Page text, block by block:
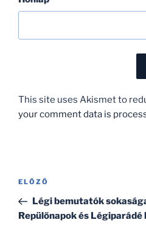
This site uses Akismet to
your comment data is
Bejegyzés
Korábbi
bejegyzés
ELŐZŐ
Légi bemutatók
Repülőnapok és Légiparádé